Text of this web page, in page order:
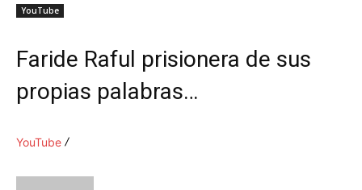
YouTube
Faride Raful prisionera de sus
propias palabras…
YouTube